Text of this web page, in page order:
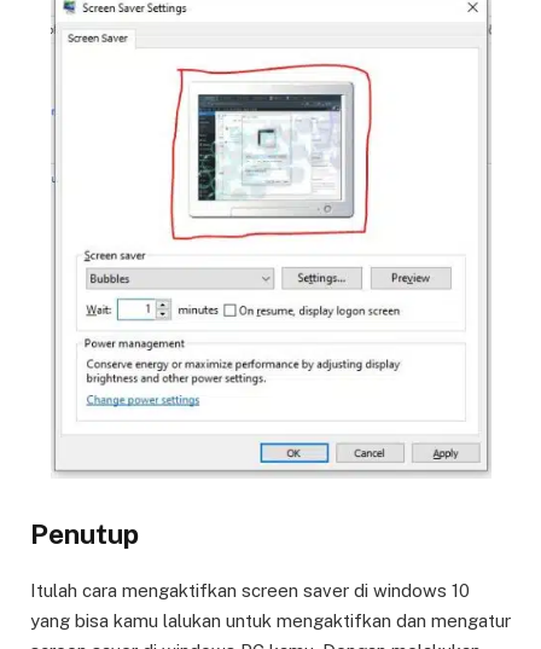
Penutup
Itulah cara mengaktifkan screen saver di windows 10
yang bisa kamu lalukan untuk mengaktifkan dan mengatur